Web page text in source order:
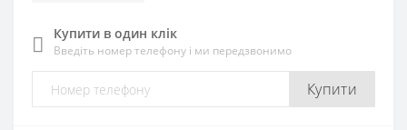
Купити в один клік
Введіть номер телефону і ми передзвонимо
Купити